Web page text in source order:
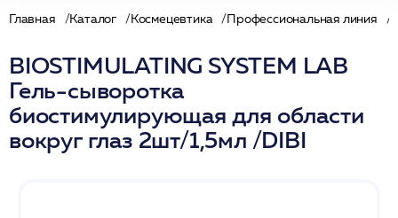
Главная Каталог Космецевтика Профессиональная линия
BIOSTIMULATING SYSTEM LAB
Гель-сыворотка
биостимулирующая для области
вокруг глаз 2шт/1,5мл /DIBI